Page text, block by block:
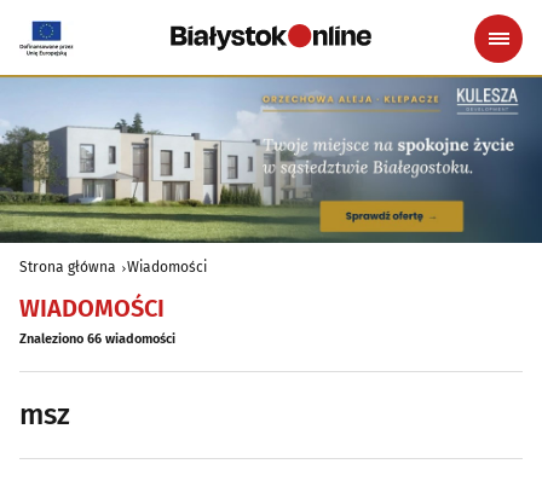
Strona główna Wiadomości
WIADOMOŚCI
Znaleziono 66 wiadomości
msz